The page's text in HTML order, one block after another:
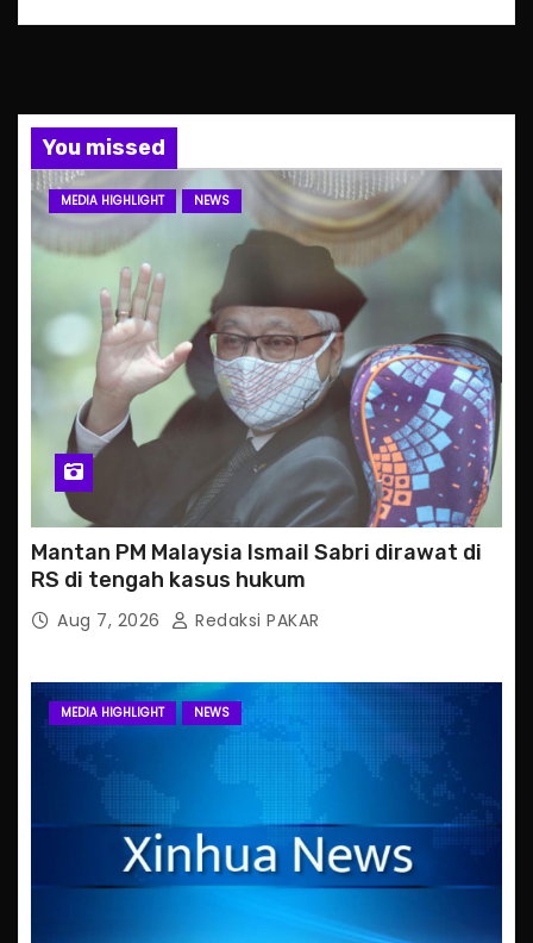
You missed
MEDIA HIGHLIGHT NEWS
Mantan PM Malaysia Ismail Sabri dirawat di
RS di tengah kasus hukum
Aug 7, 2026 Redaksi PAKAR
MEDIA HIGHLIGHT NEWS